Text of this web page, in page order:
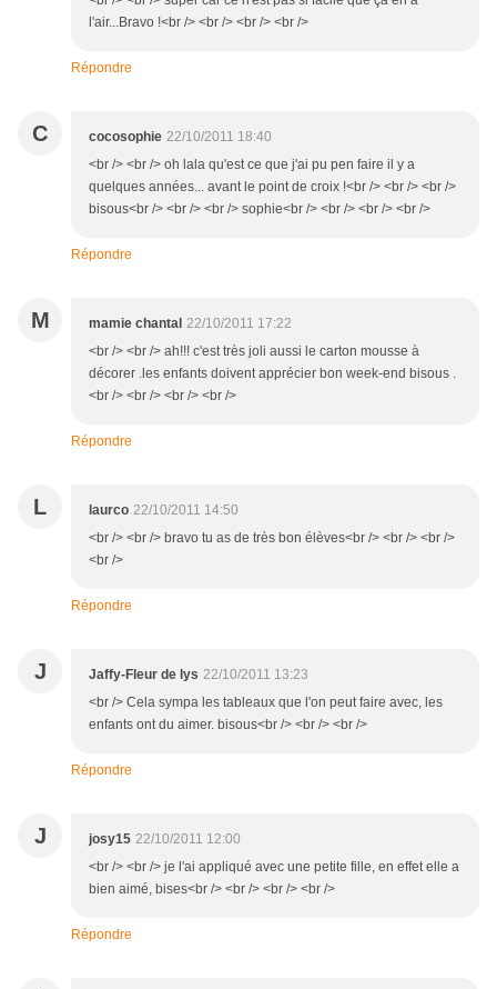
l'air...Bravo !<br /> <br /> <br /> <br />
Répondre
C cocosophie 22/10/2011 18:40
<br /> <br /> oh lala qu'est ce que j'ai pu pen faire il y a
quelques années... avant le point de croix !<br /> <br /> <br />
bisous<br /> <br /> <br /> sophie<br /> <br /> <br /> <br />
Répondre
M mamie chantal 22/10/2011 17:22
<br /> <br /> ah!!! c'est très joli aussi le carton mousse à
décorer .les enfants doivent apprécier bon week-end bisous .
<br /> <br /> <br /> <br />
Répondre
L laurco 22/10/2011 14:50
<br /> <br /> bravo tu as de très bon élèves<br /> <br /> <br />
<br />
Répondre
J Jaffy-Fleur de lys 22/10/2011 13:23
<br /> Cela sympa les tableaux que l'on peut faire avec, les
enfants ont du aimer. bisous<br /> <br /> <br />
Répondre
J josy15 22/10/2011 12:00
<br /> <br /> je l'ai appliqué avec une petite fille, en effet elle a
bien aimé, bises<br /> <br /> <br /> <br />
Répondre